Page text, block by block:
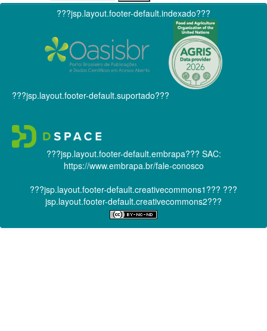
???jsp.layout.footer-default.indexado???
???jsp.layout.footer-default.suportado???
???jsp.layout.footer-default.embrapa??? SAC:
https://www.embrapa.br/fale-conosco
???jsp.layout.footer-default.creativecommons1??? ???
jsp.layout.footer-default.creativecommons2???